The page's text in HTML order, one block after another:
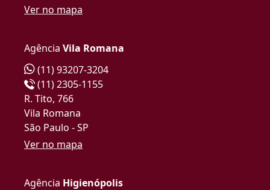
Ver no mapa
Agência Vila Romana
(11) 93207-3204
(11) 2305-1155
R. Tito, 766
Vila Romana
São Paulo - SP
Ver no mapa
Agência Higienópolis